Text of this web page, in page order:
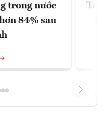
trong nước
84% sau